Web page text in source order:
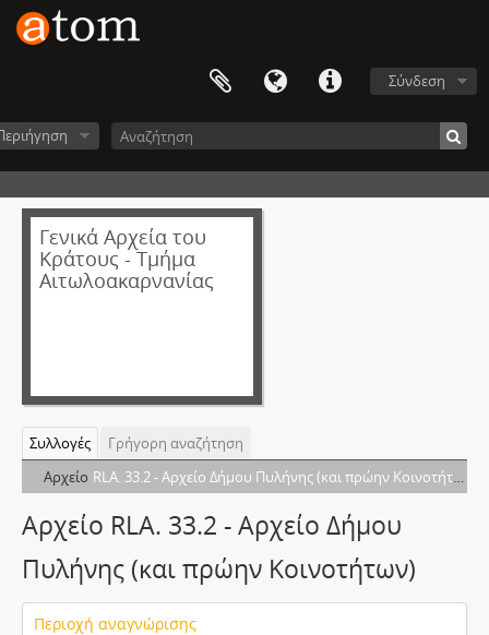
Σύνδεση
Γενικά Αρχεία του
Κράτους - Τμήμα
Αιτωλοακαρνανίας
Συλλογές
Γρήγορη αναζήτηση
Αρχείο RLA. 33.2 - Aρχείο Δήμου Πυλήνης (και πρώην Κοινοτήτων)
Αρχείο RLA. 33.2 - Aρχείο Δήμου
Πυλήνης (και πρώην Κοινοτήτων)
Περιοχή αναγνώρισης